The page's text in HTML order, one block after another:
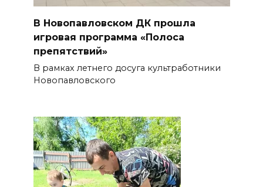
В Новопавловском ДК прошла
игровая программа «Полоса
препятствий»
В рамках летнего досуга культработники
Новопавловского